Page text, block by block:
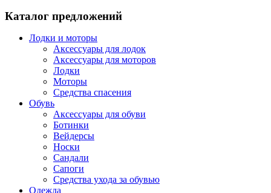
Каталог предложений
Лодки и моторы
Аксессуары для лодок
Аксессуары для моторов
Лодки
Моторы
Средства спасения
Обувь
Аксессуары для обуви
Ботинки
Вейдерсы
Носки
Сандали
Сапоги
Средства ухода за обувью
Одежда